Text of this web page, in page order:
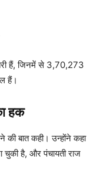
हैं, जिनमें से 3,70,273
हैं।
हक
की बात कही। उन्होंने कहा
चुकी है, और पंचायती राज